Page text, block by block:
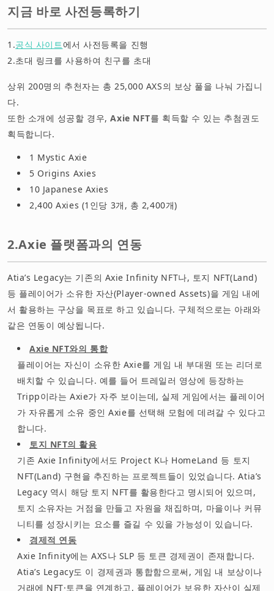
지금 바로 사전등록하기
1.공식 사이트에서 사전등록을 진행
2.초대 링크를 사용하여 친구를 초대
상위 200명의 추천자는 총 25,000 AXS의 보상 풀을 나눠 가집니
다.
또한 소개에 성공할 경우,Axie NFT를 획득할 수 있는 추첨권도
획득합니다.
1 Mystic Axie
5 Origins Axies
10 Japanese Axies
2,400 Axies (1인당 3개, 총 2,400개)
2.Axie 플랫폼과의 연동
Atia’s Legacy는 기존의 Axie Infinity NFT나, 토지 NFT(Land)
등 플레이어가 소유한 자산(Player-owned Assets)을 게임 내에
서 활용하는 구상을 목표로 하고 있습니다. 구체적으로는 아래와
같은 연동이 예상됩니다.
Axie NFT와의 통합
플레이어는 자신이 소유한 Axie를 게임 내 부대원 또는 리더로
배치할 수 있습니다. 예를 들어 트레일러 영상에 등장하는
Tripp이라는 Axie가 자주 보이는데, 실제 게임에서는 플레이어
가 자유롭게 소유 중인 Axie를 선택해 모험에 데려갈 수 있다고
합니다.
토지 NFT의 활용
기존 Axie Infinity에서도 Project K나 HomeLand 등 토지
NFT(Land) 구현을 추진하는 프로젝트들이 있었습니다. Atia’s
Legacy 역시 해당 토지 NFT를 활용한다고 명시되어 있으며,
토지 소유자는 거점을 만들고 자원을 채집하며, 마을이나 커뮤
니티를 성장시키는 요소를 즐길 수 있을 가능성이 있습니다.
경제적 연동
Axie Infinity에는 AXS나 SLP 등 토큰 경제권이 존재합니다.
Atia’s Legacy도 이 경제권과 통합함으로써, 게임 내 보상이나
거래에 NFT·토큰을 연계하고, 플레이어가 보유한 자산이 실제